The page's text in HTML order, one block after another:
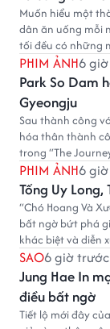
Muốn hiểu một
dân ăn uống mỗi
tối đều có những
PHIM ẢNH6
Park So Dam
Gyeongju
Sau thành công
hóa thân thành
trong “The
PHIM ẢNH6
Tống Uy
“Chó Hoang Và
bất ngờ bứt phá
khác biệt và diễn
SAO6 giờ trước
Jung Hae In
điều bất ngờ
Tiết lộ mới đây